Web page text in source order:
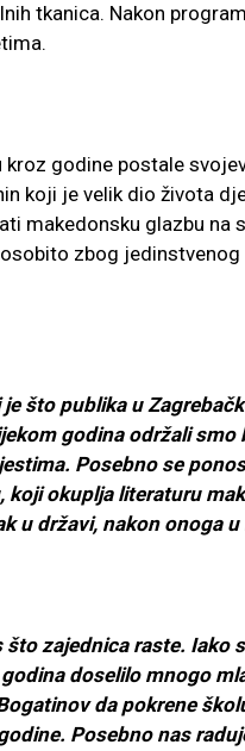
tkanica. Nakon
kroz godine postale
koji je velik dio života
makedonsku glazbu na
zbog
je što publika u
godina održali smo
Posebno se
koji okuplja literaturu
u državi, nakon onoga u
što zajednica raste. Iako
doselilo mnogo
da pokrene
Posebno nas